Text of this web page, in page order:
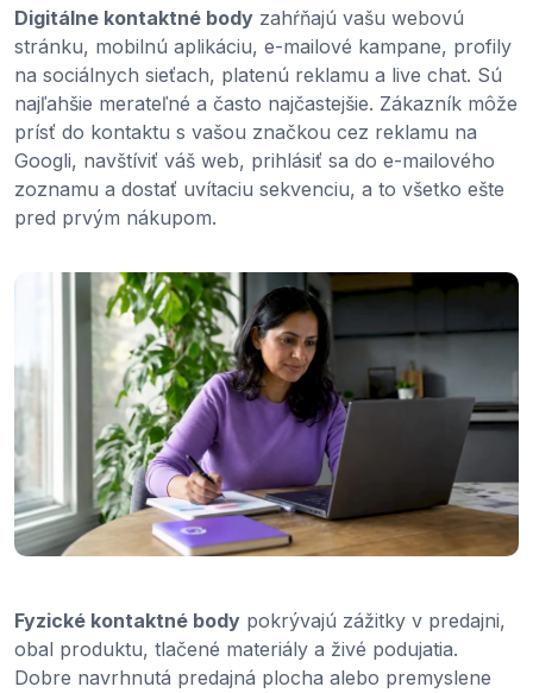
Digitálne kontaktné body zahŕňajú vašu webovú
stránku, mobilnú aplikáciu, e-mailové kampane, profily
na sociálnych sieťach, platenú reklamu a live chat. Sú
najľahšie merateľné a často najčastejšie. Zákazník môže
prísť do kontaktu s vašou značkou cez reklamu na
Googli, navštíviť váš web, prihlásiť sa do e-mailového
zoznamu a dostať uvítaciu sekvenciu, a to všetko ešte
pred prvým nákupom.
Fyzické kontaktné body pokrývajú zážitky v predajni,
obal produktu, tlačené materiály a živé podujatia.
Dobre navrhnutá predajná plocha alebo premyslene